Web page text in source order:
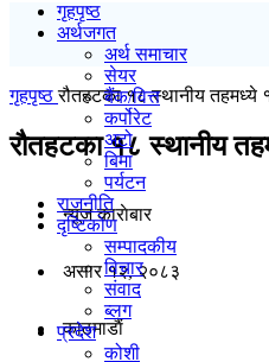
गृहपृष्ठ
अर्थजगत
अर्थ समाचार
सेयर
बैंक/वित्त
कर्पोरेट
अटो
बिमा
पर्यटन
राजनीति
दृष्टिकोण
सम्पादकीय
विचार
संवाद
ब्लग
प्रदेश
कोशी
गृहपृष्ठरौतहटका १८ स्थानीय तहमध्ये
रौतहटका १८ स्थानीय
न्यूज काराेबार
असार १२, २०८३
काठमाडाैं